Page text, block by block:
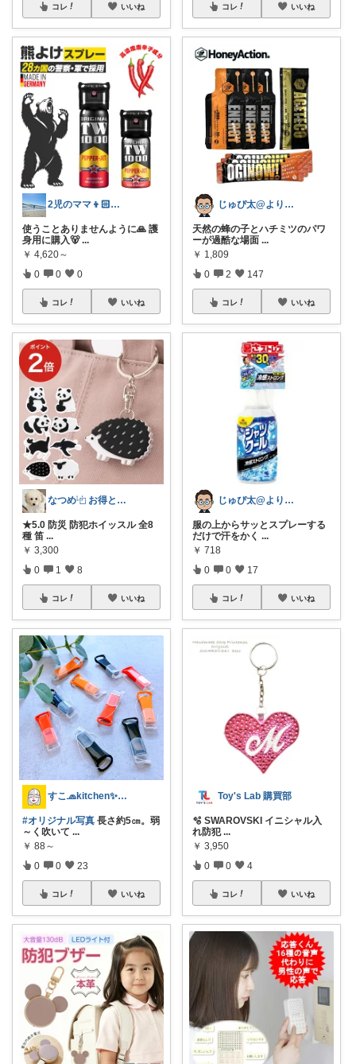
コレ いいね
2児のママ👦🏻👶🏻🩵
使うことありませんように🙏 護
身用に購入🐻 ...
￥ 4,620～
0 0 0
コレ いいね
なつめ⿻ お得と洗練アイテム探し🐾
★5.0 防災 防犯ホイッスル 全8
種 笛 ...
￥ 3,300
0 1 8
コレ いいね
すこ🧢kitchen✨interior
#オリジナル写真 長さ約5㎝。弱
～く吹いて ...
￥ 88～
0 0 23
コレ いいね
コレ いいね
じゅぴ太@より良い暮らし
天然の蜂の子とハチミツのパワ
ーが過酷な場面 ...
￥ 1,809
0 2 147
コレ いいね
じゅぴ太@より良い暮らし
服の上からサッとスプレーする
だけで汗をかく ...
￥ 718
0 0 17
コレ いいね
Toy's Lab 購買部
🫧 SWAROVSKI イニシャル入
れ防犯 ...
￥ 3,950
0 0 4
コレ いいね